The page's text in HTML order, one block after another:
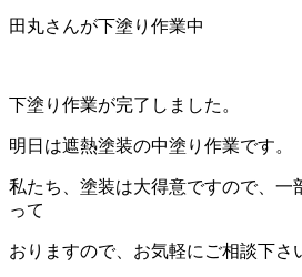
田丸さんが下塗り作業中
下塗り作業が完了しました。
明日は遮熱塗装の中塗り作業です。
私たち、塗装は大得意ですので、一
って
おりますので、お気軽にご相談下さ